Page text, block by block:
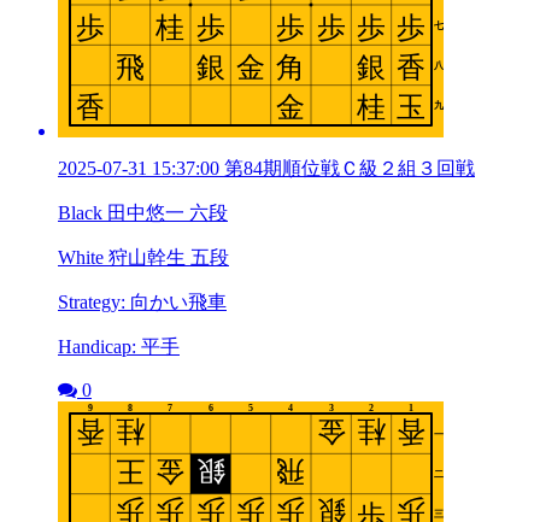
2025-07-31 15:37:00 第84期順位戦Ｃ級２組３回戦
Black 田中悠一 六段
White 狩山幹生 五段
Strategy: 向かい飛車
Handicap: 平手
0